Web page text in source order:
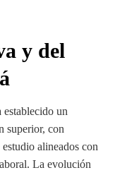
y del
establecido un
superior, con
alineados con
La evolución